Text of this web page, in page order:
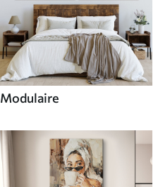
Modulaire